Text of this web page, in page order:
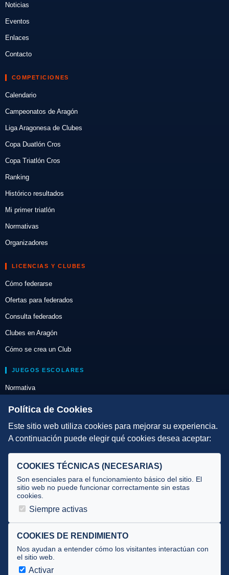
Noticias
Eventos
Enlaces
Contacto
COMPETICIONES
Calendario
Campeonatos de Aragón
Liga Aragonesa de Clubes
Copa Duatlón Cros
Copa Triatlón Cros
Ranking
Histórico resultados
Mi primer triatlón
Normativas
Organizadores
LICENCIAS Y CLUBES
Cómo federarse
Ofertas para federados
Consulta federados
Clubes en Aragón
Cómo se crea un Club
JUEGOS ESCOLARES
Normativa
Escuelas de Triatlón
DIRECCIÓN TÉCNICA
Selecciones
Tecnificación
JUECES Y OFICIALES
Documentos
Cursos
Circulares oficiales
Política de Cookies
Este sitio web utiliza cookies para mejorar su experiencia.
A continuación puede elegir qué cookies desea aceptar:
COOKIES TÉCNICAS (NECESARIAS)
Son esenciales para el funcionamiento básico del sitio. El
sitio web no puede funcionar correctamente sin estas
cookies.
Siempre activas
COOKIES DE RENDIMIENTO
Nos ayudan a entender cómo los visitantes interactúan con
el sitio web.
Activar